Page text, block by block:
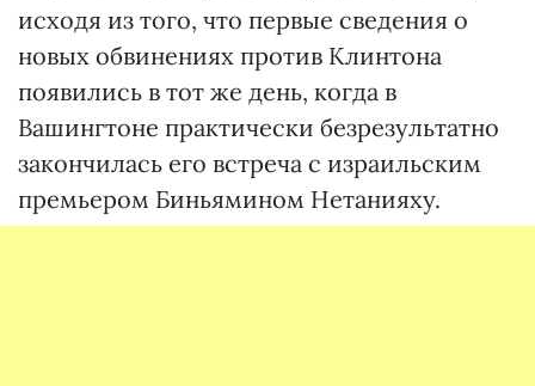
исходя из того, что первые сведения о
новых обвинениях против Клинтона
появились в тот же день, когда в
Вашингтоне практически безрезультатно
закончилась его встреча с израильским
премьером Биньямином Нетанияху.